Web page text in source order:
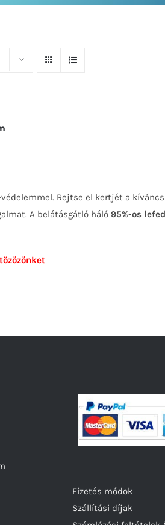
védelemmel. Rejtse el kertjét a
A belátásgátló háló 95%-os
Fizetés módok
Szállítási díjak